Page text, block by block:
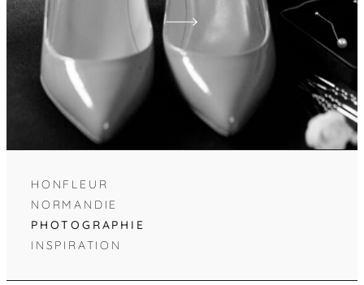
HONFLEUR
NORMANDIE
PHOTOGRAPHIE
INSPIRATION